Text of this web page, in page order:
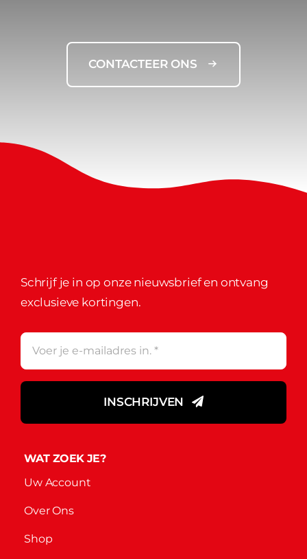
CONTACTEER ONS
Schrijf je in op onze nieuwsbrief en ontvang
exclusieve kortingen.
INSCHRIJVEN
WAT ZOEK JE?
Uw Account
Over Ons
Shop